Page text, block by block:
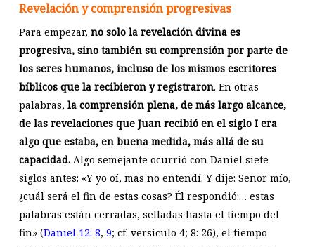
Revelación y comprensión progresivas
Para empezar, no solo la revelación divina es
progresiva, sino también su comprensión por parte de
los seres humanos, incluso de los mismos escritores
bíblicos que la recibieron y registraron. En otras
palabras, la comprensión plena, de más largo alcance,
de las revelaciones que Juan recibió en el siglo I era
algo que estaba, en buena medida, más allá de su
capacidad.Algo semejante ocurrió con Daniel siete
siglos antes: «Y yo oí, mas no entendí. Y dije: Señor mío,
¿cuál será el fin de estas cosas? Él respondió:… estas
palabras están cerradas, selladas hasta el tiempo del
fin» (Daniel 12: 8, 9; cf. versículo 4; 8: 26), el tiempo